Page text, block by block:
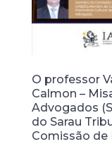
O professor
Calmon –
Advogados
do Sarau
Comissão de